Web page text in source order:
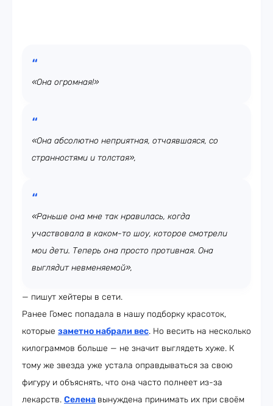
«Она огромная!»
«Она абсолютно неприятная, отчаявшаяся, со
странностями и толстая»,
«Раньше она мне так нравилась, когда
участвовала в каком-то шоу, которое смотрели
мои дети. Теперь она просто противная. Она
выглядит невменяемой»,
— пишут хейтеры в сети.
Ранее Гомес попадала в нашу подборку красоток,
которые заметно набрали вес. Но весить на несколько
килограммов больше — не значит выглядеть хуже. К
тому же звезда уже устала оправдываться за свою
фигуру и объяснять, что она часто полнеет из-за
лекарств. Селена вынуждена принимать их при своём